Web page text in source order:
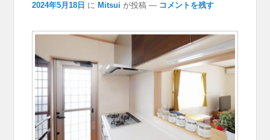
2024年5月18日 に Mitsui が投稿 — コメントを残す